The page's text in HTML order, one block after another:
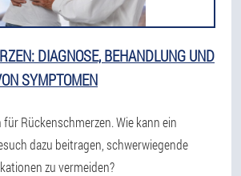
DIAGNOSE, BEHANDLUNG UND
SYMPTOMEN
Rückenschmerzen. Wie kann ein
dazu beitragen, schwerwiegende
zu vermeiden?